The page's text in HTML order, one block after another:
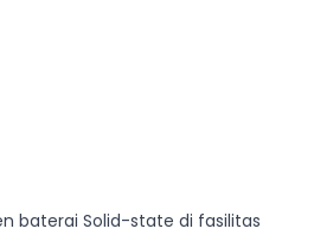
baterai Solid-state di fasilitas